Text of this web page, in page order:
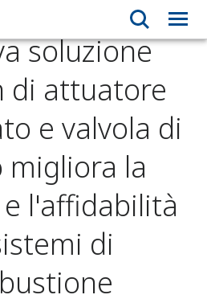
soluzione
di attuatore
e valvola di
migliora la
l'affidabilità
di